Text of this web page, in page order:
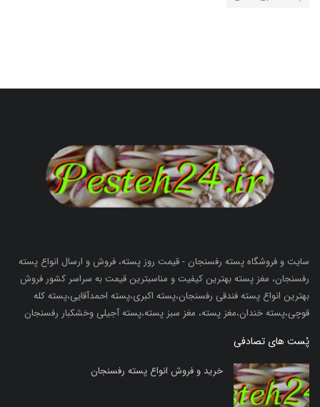
سایت و فروشگاه پسته رفسنجان - قیمت روز پسته، فروش و ارسال انواع پسته
رفسنجان، مغز پسته بهترین کیفیت و مناسبترین قیمت به سراسر کشور فروش
بهترین انواع پسته فندقی رفسنجان،پسته اکبری،پسته احمدآقایی،پسته کله
قوچی،پسته خندان،مغز پسته، مغز سبز پسته،پسته آجیلی وخشکبار رفسنجان
پُست های تصادفی
خرید و فروش انواع پسته رفسنجان